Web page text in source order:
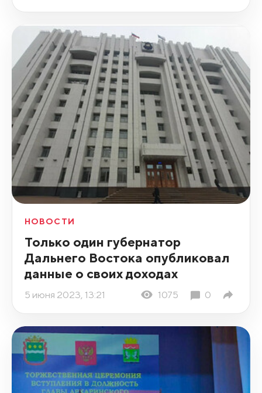
НОВОСТИ
Только один губернатор
Дальнего Востока опубликовал
данные о своих доходах
5 июня 2023, 13:21 1075 0